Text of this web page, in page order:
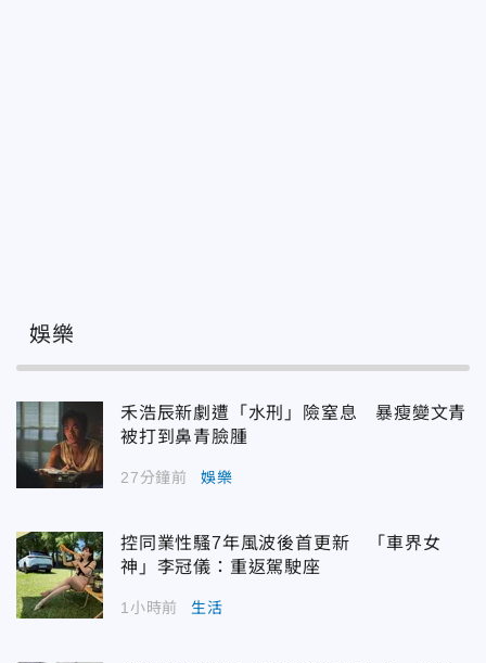
娛樂
禾浩辰新劇遭「水刑」險窒息 暴瘦變文青
被打到鼻青臉腫
27分鐘前 娛樂
控同業性騷7年風波後首更新 「車界女
神」李冠儀：重返駕駛座
1小時前 生活